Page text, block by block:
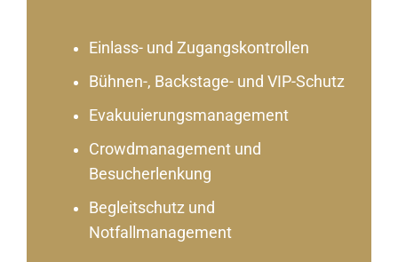
Einlass- und Zugangskontrollen
Bühnen-, Backstage- und VIP-Schutz
Evakuuierungsmanagement
Crowdmanagement und
Besucherlenkung
Begleitschutz und
Notfallmanagement